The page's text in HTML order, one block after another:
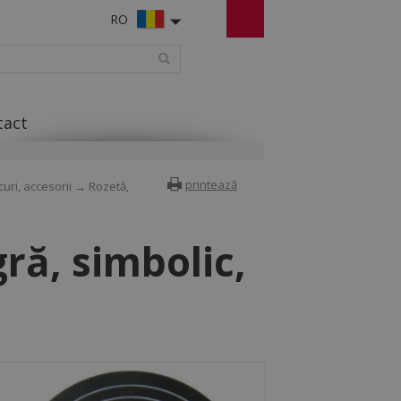
RO
printează
accesorii → Rozetă,
simbolic,